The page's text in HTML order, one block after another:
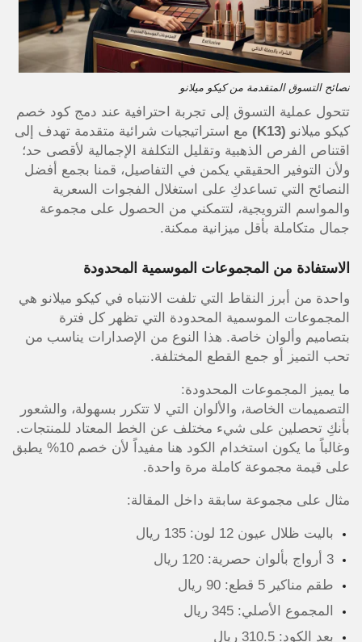
نصائح التسوق المتقدمة من كيكو ميلانو
تتحول عملية التسوق إلى تجربة احترافية عند دمج كود خصم
كيكو ميلانو (K13)
مع استراتيجيات شرائية متقدمة تهدف إلى
اقتناص الفرص الذهبية وتقليل التكلفة الإجمالية لأقصى حد؛
ولأن التوفير الحقيقي يكمن في التفاصيل، قمنا بجمع أفضل
النصائح التي تساعدكِ على استغلال الفجوات السعرية
والمواسم الترويجية، لتتمكني من الحصول على مجموعة
جمال متكاملة بأقل ميزانية ممكنة.
الاستفادة من المجموعات الموسمية المحدودة
واحدة من أبرز النقاط التي تلفت الانتباه في كيكو ميلانو هي
المجموعات الموسمية المحدودة التي تظهر كل فترة
بتصاميم وألوان خاصة. هذا النوع من الإصدارات يناسب من
تحب التميز أو جمع القطع المختلفة.
ما يميز المجموعات المحدودة:
التصميمات الخاصة، والألوان التي لا تتكرر بسهولة، والشعور
بأنكِ تحصلين على شيء مختلف عن الخط المعتاد للمنتجات.
وغالباً ما يكون استخدام الكود هنا مفيداً لأن خصم 10% يطبق
على قيمة مجموعة كاملة مرة واحدة.
مثال على مجموعة سابقة داخل المقالة:
باليت ظلال عيون 12 لون: 135 ريال
3 أرواج بألوان حصرية: 120 ريال
طقم مناكير 5 قطع: 90 ريال
المجموع الأصلي: 345 ريال
بعد الكود: 310.5 ريال